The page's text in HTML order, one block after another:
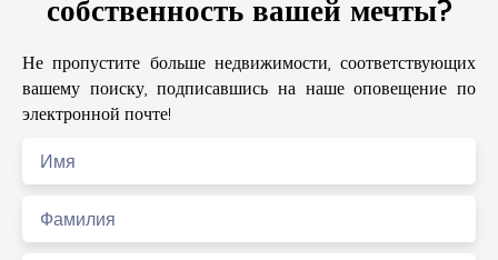
собственность вашей мечты?
Не пропустите больше недвижимости, соответствующих
вашему поиску, подписавшись на наше оповещение по
электронной почте!
Имя
Фамилия